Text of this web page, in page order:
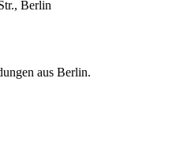
Berlin
aus Berlin.